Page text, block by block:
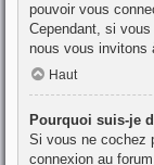
pouvoir vous
Cependant, si
nous vous invitons
Haut
Pourquoi suis-je
Si vous ne cochez
connexion au